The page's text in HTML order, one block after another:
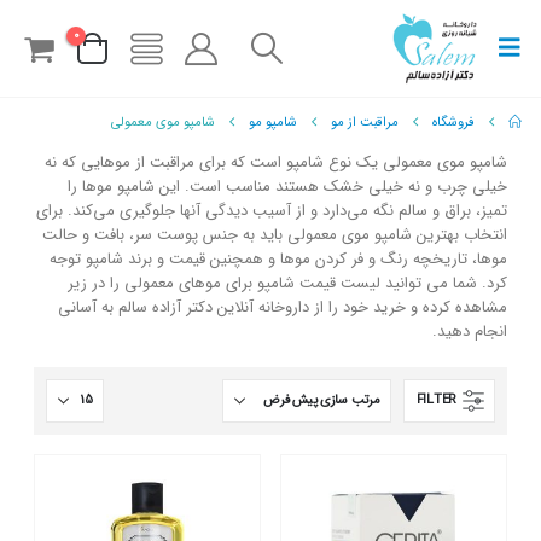
0
فروشگاه مراقبت از مو شامپو مو شامپو موی معمولی
شامپو موی معمولی یک نوع شامپو است که برای مراقبت از موهایی که نه
خیلی چرب و نه خیلی خشک هستند مناسب است. این شامپو موها را
تمیز، براق و سالم نگه می‌دارد و از آسیب دیدگی آنها جلوگیری می‌کند. برای
انتخاب بهترین شامپو موی معمولی باید به جنس پوست سر، بافت و حالت
موها، تاریخچه رنگ و فر کردن موها و همچنین قیمت و برند شامپو توجه
کرد. شما می توانید لیست قیمت شامپو برای موهای معمولی را در زیر
مشاهده کرده و خرید خود را از داروخانه آنلاین دکتر آزاده سالم به آسانی
انجام دهید.
FILTER